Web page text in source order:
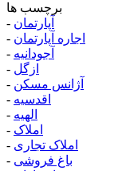
برچسب ها
- آپارتمان
- اجاره آپارتمان
- آجودانیه
- ازگل
- آژانس مسکن
- اقدسیه
- الهیه
- املاک
- املاک تجاری
- باغ فروشی